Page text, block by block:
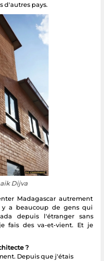
d'autres pays.
Dijva
Madagascar autrement
y a beaucoup de gens qui
depuis l'étranger sans
fais des va-et-vient. Et je
?
Depuis que j'étais